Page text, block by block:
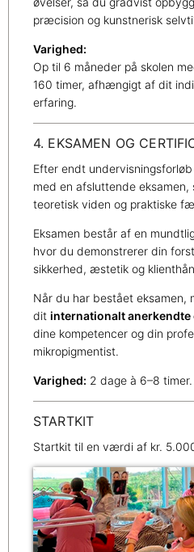
præcision og kunstnerisk
Varighed:
Op til 6 måneder på skolen
160 timer, afhængigt af dit
erfaring.
4. EKSAMEN OG
Efter endt
med en afsluttende
teoretisk viden og praktiske
Eksamen består af en
hvor du demonstrerer din
sikkerhed, æstetik og
Når du har bestået eksamen,
dit internationalt
dine kompetencer og din
mikropigmentist.
Varighed: 2 dage à 6–8 timer.
STARTKIT
Startkit til en værdi af kr.